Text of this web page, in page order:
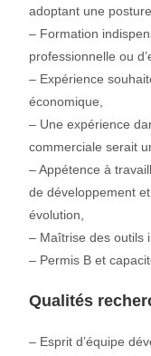
adoptant une
– Formation
professionnelle ou
– Expérience
économique,
– Une expérience
commerciale serait
– Appétence à
de développement
évolution,
– Maîtrise des outils
– Permis B et
Qualités
– Esprit d’équipe